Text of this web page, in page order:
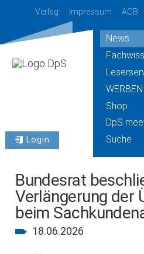
Verlag Impressum AGB
Login
News
Shop
DpS
Suche
Bundesrat
Verlängerung der
beim
18.06.2026